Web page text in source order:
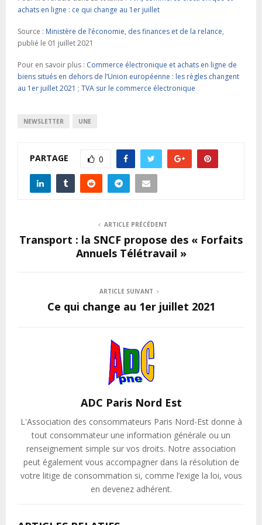
achats en ligne : ce qui change au 1er juillet
Source : Ministère de l’économie, des finances et de la relance,
publié le 01 juillet 2021
Pour en savoir plus : Commerce électronique et achats en ligne de
biens situés en dehors de l’Union européenne : les règles changent
au 1er juillet 2021 ; TVA sur le commerce électronique
NEWSLETTER UNE
PARTAGE 0
ARTICLE PRÉCÉDENT
Transport : la SNCF propose des « Forfaits
Annuels Télétravail »
ARTICLE SUIVANT
Ce qui change au 1er juillet 2021
ADC Paris Nord Est
L'Association des consommateurs Paris Nord-Est donne à
tout consommateur une information générale ou un
renseignement simple sur vos droits. Notre association
peut également vous accompagner dans la résolution de
votre litige de consommation si, comme l’exige la loi, vous
en devenez adhérent.